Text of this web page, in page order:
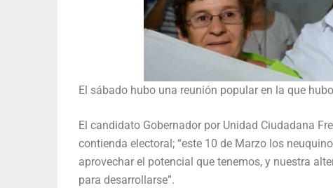
El sábado hubo una reunión popular en la que
El candidato Gobernador por Unidad Ciudadana
contienda electoral; “este 10 de Marzo los
aprovechar el potencial que tenemos, y nuestra
para desarrollarse”.